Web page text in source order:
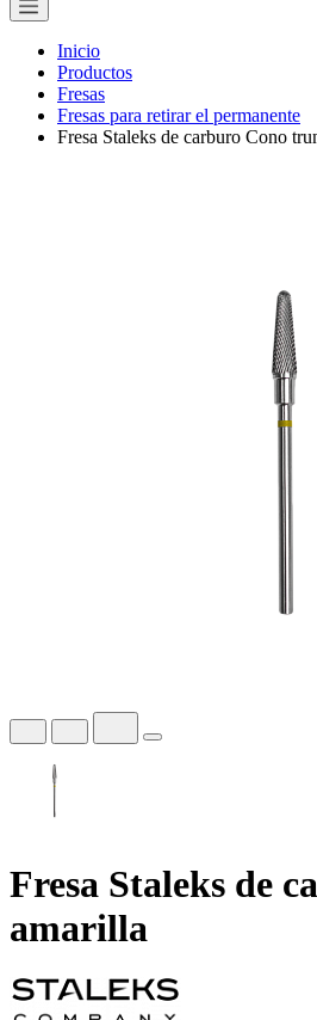
Inicio
Productos
Fresas
Fresas para retirar el permanente
Fresa Staleks de carburo Cono
Fresa Staleks de
amarilla